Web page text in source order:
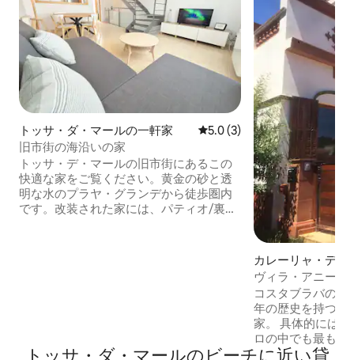
トッサ・ダ・マールの一軒家 レビュー3件、5つ星中5.0つ
5.0 (3)
旧市街の海沿いの家
トッサ・デ・マールの旧市街にあるこの
快適な家をご覧ください。黄金の砂と透
明な水のプラヤ・グランデから徒歩圏内
です。改装された家には、パティオ/裏庭
スタ・ブラバへの玄関口です。
カレーリャ・デ・
ジェルの一軒家
ヴィラ・アニータ
きの家
コスタブラバの中
年の歴史を持つ美
家。 具体的には
ロの中でも最も
り、ラフランクに